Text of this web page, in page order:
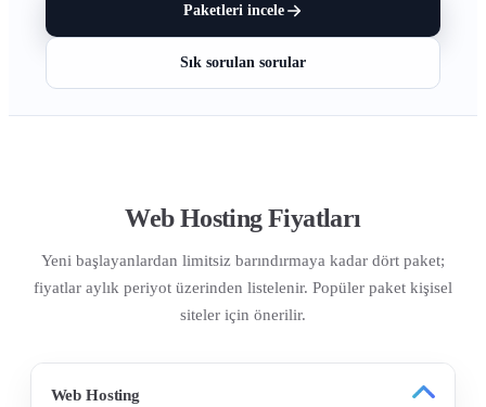
Paketleri incele
Sık sorulan sorular
Web Hosting Fiyatları
Yeni başlayanlardan limitsiz barındırmaya kadar dört paket;
fiyatlar aylık periyot üzerinden listelenir. Popüler paket kişisel
siteler için önerilir.
Web Hosting